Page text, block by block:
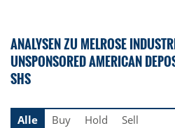
ANALYSEN ZU MELROSE
UNSPONSORED AMERICAN
SHS
Alle
Buy Hold Sell